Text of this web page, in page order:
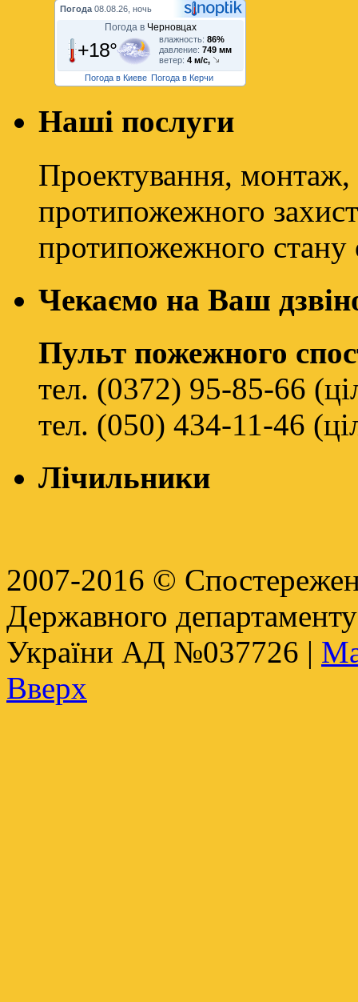
Погода 08.08.26, ночь
Погода в Черновцах
+18° влажность: 86%
давление: 749 мм
ветер: 4 м/с,
Погода в Киеве Погода в Керчи
Наші послуги
Проектування, монтаж,
протипожежного
протипожежного стану
Чекаємо на Ваш
Пульт пожежного
тел. (0372) 95-85-66
тел. (050) 434-11-46
Лічильники
2007-2016 ©
Державного
України АД №037726 |
Вверх